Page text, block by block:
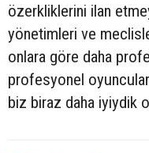
özerkliklerini ilan
yönetimleri ve
onlara göre daha
profesyonel
biz biraz daha iyiydik